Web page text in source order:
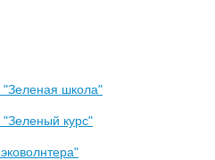
школа"
курс"